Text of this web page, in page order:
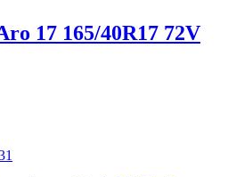
17 165/40R17 72V